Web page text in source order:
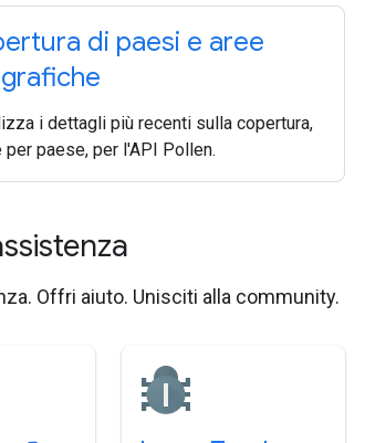
di paesi e aree
i dettagli più recenti sulla copertura,
per paese, per l'API Pollen.
Offri aiuto. Unisciti alla community.